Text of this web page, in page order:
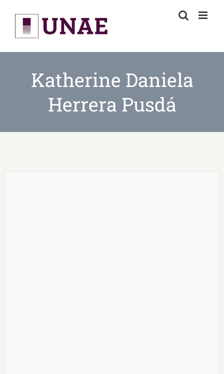
content
Katherine Daniela
Herrera Pusdá